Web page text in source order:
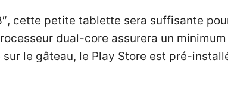
cette petite tablette sera suffisante
dual-core assurera un
sur le gâteau, le Play Store est pré-